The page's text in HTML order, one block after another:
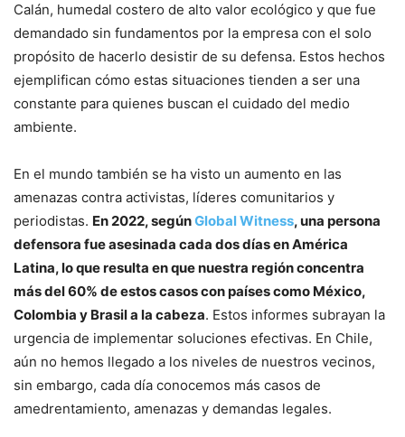
Calán, humedal costero de alto valor ecológico y que fue
demandado sin fundamentos por la empresa con el solo
propósito de hacerlo desistir de su defensa. Estos hechos
ejemplifican cómo estas situaciones tienden a ser una
constante para quienes buscan el cuidado del medio
ambiente.
En el mundo también se ha visto un aumento en las
amenazas contra activistas, líderes comunitarios y
periodistas. En 2022, segúnGlobal Witness, una persona
defensora fue asesinada cada dos días en América
Latina, lo que resulta en que nuestra región concentra
más del 60% de estos casos con países como México,
Colombia y Brasil a la cabeza. Estos informes subrayan la
urgencia de implementar soluciones efectivas. En Chile,
aún no hemos llegado a los niveles de nuestros vecinos,
sin embargo, cada día conocemos más casos de
amedrentamiento, amenazas y demandas legales.